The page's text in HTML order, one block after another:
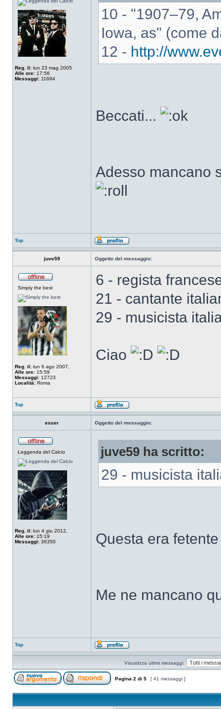
Reg. il: lun 23 mag 2005
Alle ore: 17:56
Messaggi: 11694
10 - "1907–79,
Iowa, as" (come
12 - http://
Beccati...
Adesso mancano
Top
juve59 Oggetto del messaggio:
Simply the best
Reg. il: lun 6 ago 2007,
Alle ore: 15:59
Messaggi: 12723
Località: Roma
6 - regista
21 - cantante
29 - musicista
Ciao
Top
esser Oggetto del messaggio:
Leggenda del Calcio
Reg. il: lun 4 giu 2012,
Alle ore: 15:19
Messaggi: 36350
juve59 ha scritto:
29 - musicista
Questa era
Me ne mancano
Top
Visualizza ultimi messaggi:
Pagina 2 di 5 [ 41 messaggi ]